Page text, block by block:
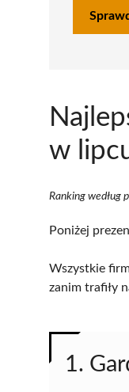
w
Ranking według
Poniżej
Wszystkie
zanim trafiły
1.